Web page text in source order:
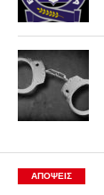
ΑΠΌΨΕΙΣ